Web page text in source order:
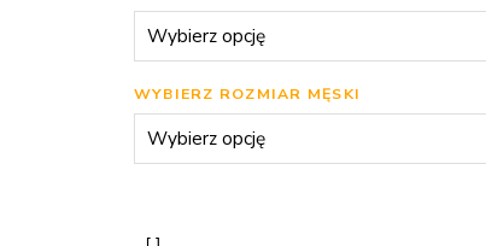
WYBIERZ ROZMIAR MĘSKI